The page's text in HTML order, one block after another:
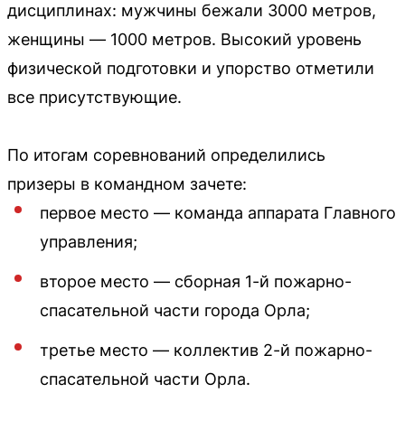
дисциплинах: мужчины бежали 3000 метров,
женщины — 1000 метров. Высокий уровень
физической подготовки и упорство отметили
все присутствующие.
По итогам соревнований определились
призеры в командном зачете:
первое место — команда аппарата Главного
управления;
второе место — сборная 1-й пожарно-
спасательной части города Орла;
третье место — коллектив 2-й пожарно-
спасательной части Орла.